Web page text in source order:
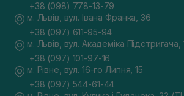
+38 (098) 778-13-79
м. Львів, вул. Івана Франка, 36
+38 (097) 611-95-94
м. Львів, вул. Академіка
+38 (097) 101-97-16
м. Рівне, вул. 16-го Липня, 15
+38 (097) 544-61-44